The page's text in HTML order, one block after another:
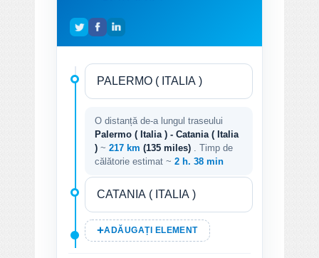
O distanță de-a lungul traseului
Palermo ( Italia ) - Catania ( Italia
) ~ 217 km (135 miles)
. Timp de
călătorie estimat ~ 2 h. 38 min
ADĂUGAȚI ELEMENT